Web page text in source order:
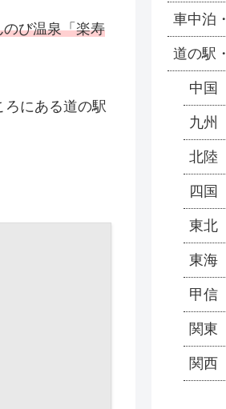
のび温泉「楽寿
にある道の駅
車中泊
道の駅
中国
九州
北陸
四国
東北
東海
甲信
関東
関西